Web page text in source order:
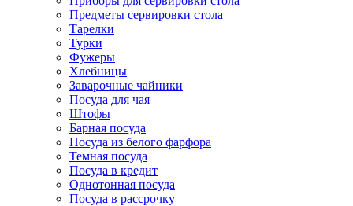
Предметы сервировки стола
Тарелки
Турки
Фужеры
Хлебницы
Заварочные чайники
Посуда для чая
Штофы
Барная посуда
Посуда из белого фарфора
Темная посуда
Посуда в кредит
Однотонная посуда
Посуда в рассрочку